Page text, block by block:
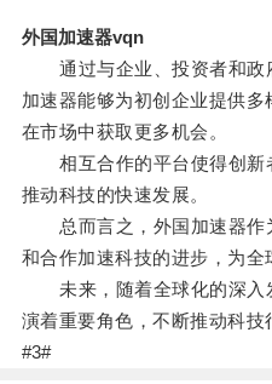
外国加速器vqn
通过与企业、投资者和政
加速器能够为初创企业提供
在市场中获取更多机会。
相互合作的平台使得创新
推动科技的快速发展。
总而言之，外国加速器作
和合作加速科技的进步，为全
未来，随着全球化的深入
演着重要角色，不断推动科技
#3#